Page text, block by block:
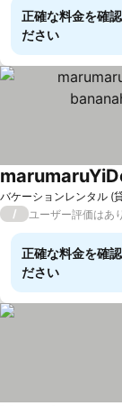
正確な料金を確
ださい
バケーションレンタル (
料金を表示
/ ユーザー評価はあ
正確な料金を確
ださい